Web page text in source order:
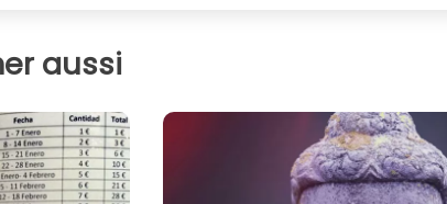
aussi